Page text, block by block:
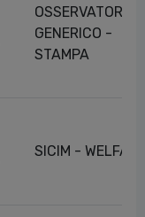
OSSERVATORI
GENERICO -
STAMPA
SICIM - WELFARE